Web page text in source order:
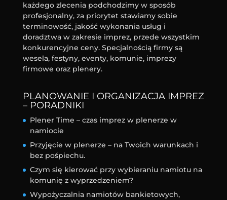
każdego zlecenia podchodzimy w sposób
profesjonalny, za priorytet stawiamy sobie
terminowość, jakość wykonania usług i
doradztwa w zakresie imprez, przede wszystkim
konkurencyjne ceny. Specjalnością firmy są
wesela, festyny, eventy, komunie, imprezy
firmowe oraz plenery.
PLANOWANIE I ORGANIZACJA IMPREZ
– PORADNIKI
Plener Time – czas imprez w plenerze w
namiocie
Przyjęcie w plenerze – na Twoich warunkach i
bez pośpiechu.
Czym się kierować przy wybieraniu namiotu na
komunię z wyprzedzeniem?
Wypożyczalnia namiotów bankietowych,